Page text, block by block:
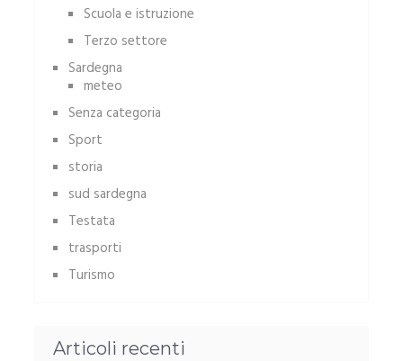
Scuola e istruzione
Terzo settore
Sardegna
meteo
Senza categoria
Sport
storia
sud sardegna
Testata
trasporti
Turismo
Articoli recenti